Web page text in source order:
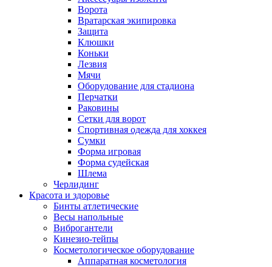
Ворота
Вратарская экипировка
Защита
Клюшки
Коньки
Лезвия
Мячи
Оборудование для стадиона
Перчатки
Раковины
Сетки для ворот
Спортивная одежда для хоккея
Сумки
Форма игровая
Форма судейская
Шлема
Черлидинг
Красота и здоровье
Бинты атлетические
Весы напольные
Виброгантели
Кинезио-тейпы
Косметологическое оборудование
Аппаратная косметология